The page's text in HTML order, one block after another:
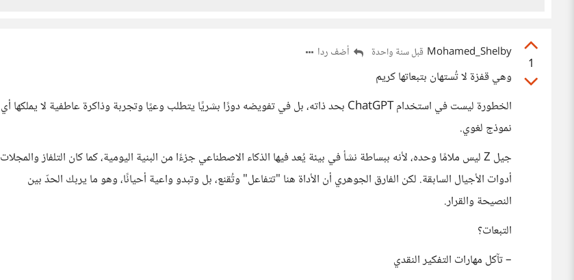
1
Mohamed_Shelby قبل سنة واحدة أضف ردا
وهي قفزة لا تُستهان بتبعاتها كريم
الخطورة ليست في استخدام ChatGPT بحد ذاته، بل في تفويضه دورًا بشريًا يتطلب وعيًا وتجربة وذاكرة عاطفية لا يملكها أي
نموذج لغوي.
جيل Z ليس ملامًا وحده، لأنه ببساطة نشأ في بيئة يُعد فيها الذكاء الاصطناعي جزءًا من البنية اليومية، كما كان التلفاز والمجلات
أدوات الأجيال السابقة. لكن الفارق الجوهري أن الأداة هنا "تتفاعل" وتُقنع، بل وتبدو واعية أحيانًا، وهو ما يربك الحدّ بين
النصيحة والقرار.
التبعات؟
– تآكل مهارات التفكير النقدي